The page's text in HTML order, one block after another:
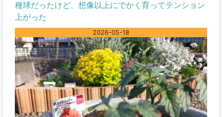
種球だったけど、想像以上にでかく育ってテンション
上がった
2026-05-18